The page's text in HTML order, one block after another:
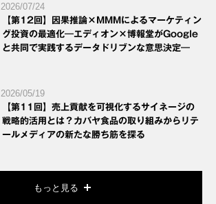
2026/07/24
【第12回】因果推論×MMMによるマーケティン
グ投資の最適化―エディオン×博報堂がGoogle
と共同で実践するデータドリブンな意思決定―
2026/05/19
【第11回】売上貢献を可視化するサイネージの
戦略的活用とは？カバヤ食品の取り組みからリテ
ールメディアの新たな勝ち筋を探る
もっと見る